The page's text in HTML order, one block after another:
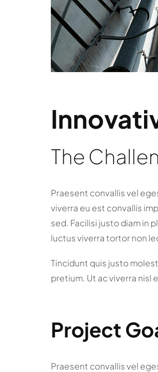
The
Praesent convallis vel
viverra eu est convallis
sed. Facilisi justo diam in
luctus viverra tortor non
Tincidunt quis justo
pretium. Ut ac viverra nisl
Project
Praesent convallis vel